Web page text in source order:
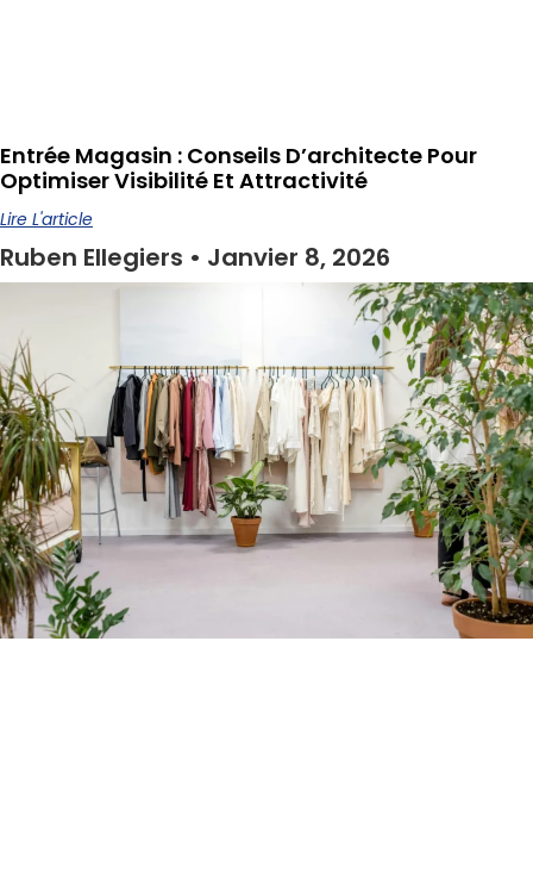
Entrée Magasin : Conseils D’architecte Pour
Optimiser Visibilité Et Attractivité
Lire L'article
Ruben Ellegiers Janvier 8, 2026